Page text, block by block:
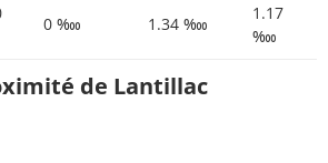
0 ‱ 1.34 ‱
1.17
‱
de Lantillac